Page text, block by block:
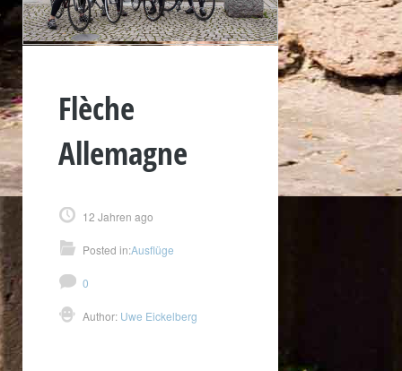
Flèche
Allemagne
12 Jahren ago
Posted in:Ausflüge
0
Author: Uwe Eickelberg